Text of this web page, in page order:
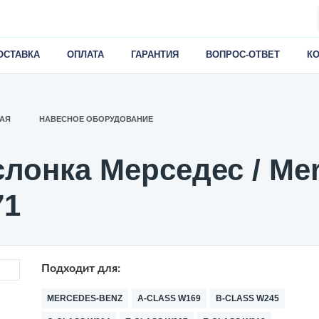
ОПЛАТА ГАРАНТИЯ ВОПРОС-ОТВЕТ
НАВЕСНОЕ ОБОРУДОВАНИЕ
Мерседес /
Подходит для:
MERCEDES-BENZ A-CLASS W169 B-CLASS W245